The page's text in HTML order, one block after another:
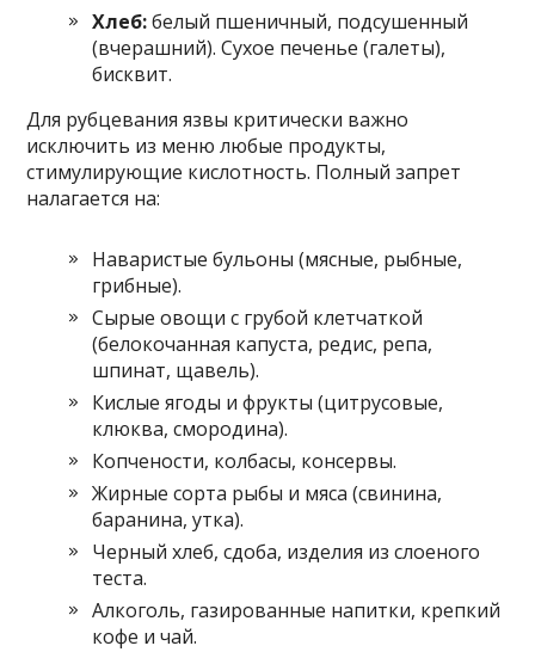
Хлеб:белый пшеничный, подсушенный
(вчерашний). Сухое печенье (галеты),
бисквит.
Для рубцевания язвы критически важно
исключить из меню любые продукты,
стимулирующие кислотность. Полный запрет
налагается на:
Наваристые бульоны (мясные, рыбные,
грибные).
Сырые овощи с грубой клетчаткой
(белокочанная капуста, редис, репа,
шпинат, щавель).
Кислые ягоды и фрукты (цитрусовые,
клюква, смородина).
Копчености, колбасы, консервы.
Жирные сорта рыбы и мяса (свинина,
баранина, утка).
Черный хлеб, сдоба, изделия из слоеного
теста.
Алкоголь, газированные напитки, крепкий
кофе и чай.